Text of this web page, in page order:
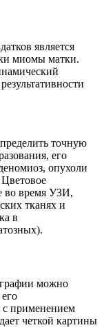
является
миомы матки.
точную
его
опухоли
во время УЗИ,
тканях и
в
можно
с применением
четкой картины